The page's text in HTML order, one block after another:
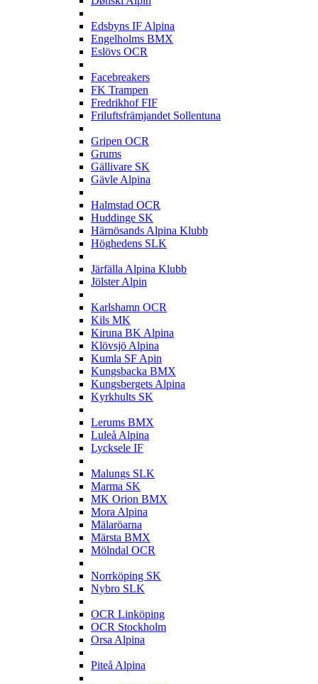
Edsbyns IF Alpina
Engelholms BMX
Eslövs OCR
Facebreakers
FK Trampen
Fredrikhof FIF
Friluftsfrämjandet Sollentuna
Gripen OCR
Grums
Gällivare SK
Gävle Alpina
Halmstad OCR
Huddinge SK
Härnösands Alpina Klubb
Höghedens SLK
Järfälla Alpina Klubb
Jölster Alpin
Karlshamn OCR
Kils MK
Kiruna BK Alpina
Klövsjö Alpina
Kumla SF Apin
Kungsbacka BMX
Kungsbergets Alpina
Kyrkhults SK
Lerums BMX
Luleå Alpina
Lycksele IF
Malungs SLK
Marma SK
MK Orion BMX
Mora Alpina
Mälaröarna
Märsta BMX
Mölndal OCR
Norrköping SK
Nybro SLK
OCR Linköping
OCR Stockholm
Orsa Alpina
Piteå Alpina